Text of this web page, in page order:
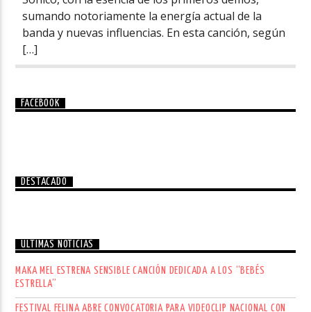
sumando notoriamente la energía actual de la
banda y nuevas influencias. En esta canción, según
[…]
FACEBOOK
DESTACADO
ÚLTIMAS NOTICIAS
MAKA MEL ESTRENA SENSIBLE CANCIÓN DEDICADA A LOS “BEBÉS
ESTRELLA”
FESTIVAL FELINA ABRE CONVOCATORIA PARA VIDEOCLIP NACIONAL CON